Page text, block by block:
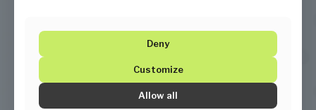
Deny
Customize
Allow all